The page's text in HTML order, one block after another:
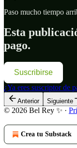
Paso mucho tiempo
Esta
pago.
Suscribirse
¿Ya eres suscriptor de
Anterior Siguiente
© 2026 Bel Rey ✨ ·
Crea tu Substack